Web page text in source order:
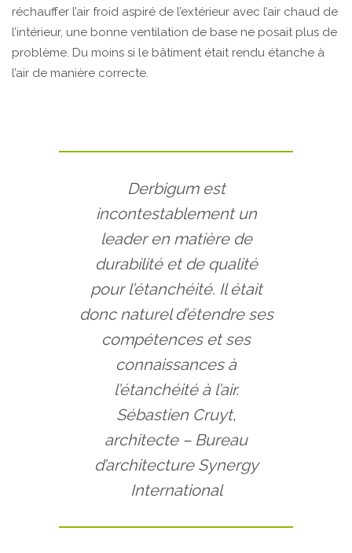
réchauffer l’air froid aspiré de l’extérieur avec l’air chaud de
l’intérieur, une bonne ventilation de base ne posait plus de
problème. Du moins si le bâtiment était rendu étanche à
l’air de manière correcte.
Derbigum est
incontestablement un
leader en matière de
durabilité et de qualité
pour l’étanchéité. Il était
donc naturel d’étendre ses
compétences et ses
connaissances à
l’étanchéité à l’air.
Sébastien Cruyt,
architecte – Bureau
d’architecture Synergy
International